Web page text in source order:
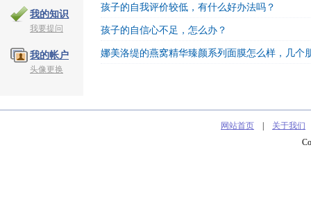
我的知识
我要提问
我的帐户
头像更换
孩子的自我评价较低，有什么好办法吗？
孩子的自信心不足，怎么办？
娜美洛缇的燕窝精华臻颜系列面膜怎么样，几个
网站首页 关于我们